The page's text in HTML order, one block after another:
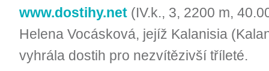
www.dostihy.net (IV.k., 3, 2200 m,
Helena Vocásková, jejíž Kalanisia
vyhrála dostih pro nezvítězivší tříleté.